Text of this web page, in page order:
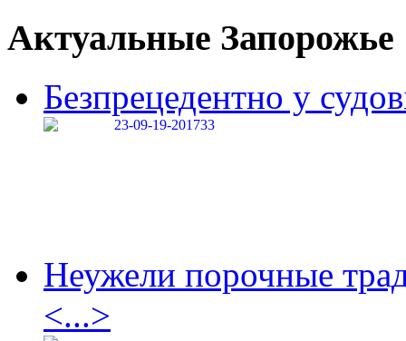
Актуальные Запорожье
Безпрецедентно у
Неужели порочные
<...>